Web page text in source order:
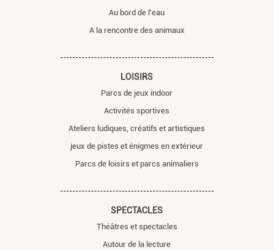
Au bord de l'eau
A la rencontre des animaux
LOISIRS
Parcs de jeux indoor
Activités sportives
Ateliers ludiques, créatifs et artistiques
jeux de pistes et énigmes en extérieur
Parcs de loisirs et parcs animaliers
SPECTACLES
Théâtres et spectacles
Autour de la lecture